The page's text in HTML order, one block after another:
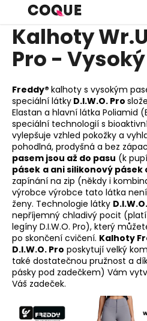
obsahKalhoty
Pro -
Freddy® kalhoty s vysokým
speciální látky D.I.W.O. Pro
Elastan a hlavní látka Poliamid
speciální technologií s
vylepšuje vzhled pokožky a
pohodlná, prodyšná a bez
pasem jsou až do pasu (k
pásek a ani silikonový pásek
zapínání na zip (někdy i
výrobce výrobce tato látka
ženy. Technologie látky
nepříjemný chladivý pocit
legíny D.I.W.O. Pro), který
po skončení cvičení. Kalhoty
D.I.W.O. Pro poskytují velký
také dostatečnou pružnost a
pásky pod zadečkem) Vám
Váš zadeček.
Zpět
Zpět
C
o
p
o
t
ř
e
b
u
j
e
t
e
n
a